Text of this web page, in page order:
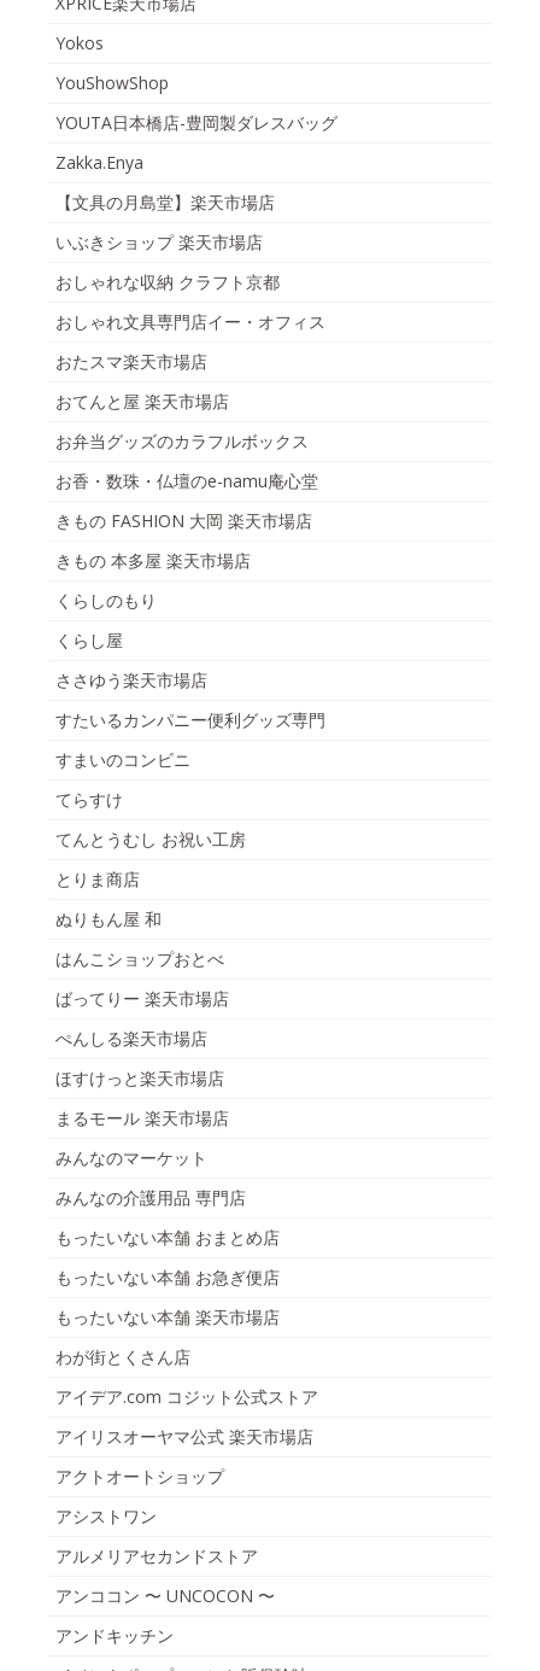
Yokos
YouShowShop
YOUTA日本橋店-豊岡製ダレスバッグ
Zakka.Enya
【文具の月島堂】楽天市場店
いぶきショップ 楽天市場店
おしゃれな収納 クラフト京都
おしゃれ文具専門店イー・オフィス
おたスマ楽天市場店
おてんと屋 楽天市場店
お弁当グッズのカラフルボックス
お香・数珠・仏壇のe-namu庵心堂
きもの FASHION 大岡 楽天市場店
きもの 本多屋 楽天市場店
くらしのもり
くらし屋
ささゆう楽天市場店
すたいるカンパニー便利グッズ専門
すまいのコンビニ
てらすけ
てんとうむし お祝い工房
とりま商店
ぬりもん屋 和
はんこショップおとべ
ばってりー 楽天市場店
ぺんしる楽天市場店
ほすけっと楽天市場店
まるモール 楽天市場店
みんなのマーケット
みんなの介護用品 専門店
もったいない本舗 おまとめ店
もったいない本舗 お急ぎ便店
もったいない本舗 楽天市場店
わが街とくさん店
アイデア.com コジット公式ストア
アイリスオーヤマ公式 楽天市場店
アクトオートショップ
アシストワン
アルメリアセカンドストア
アンココン 〜 UNCOCON 〜
アンドキッチン